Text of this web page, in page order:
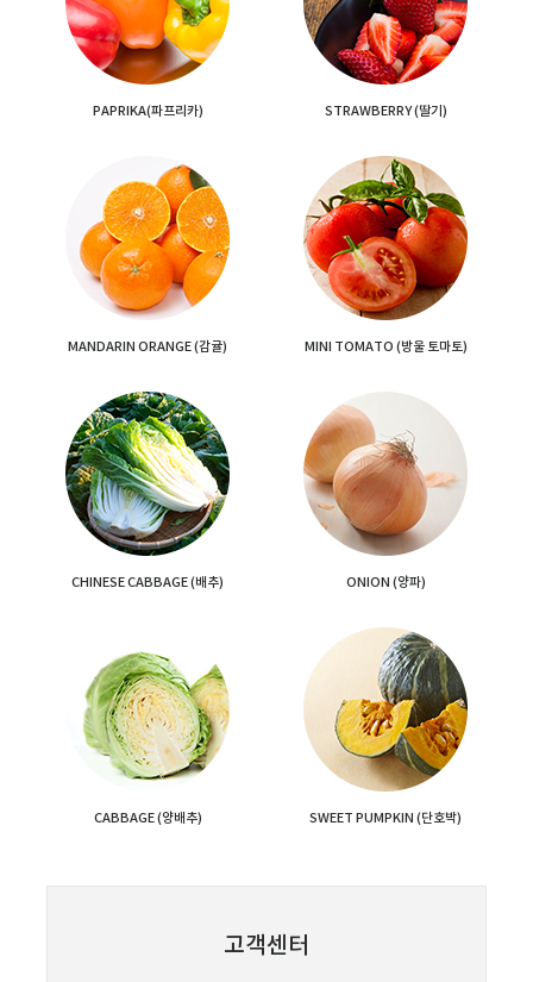
PAPRIKA(파프리카) STRAWBERRY(딸기)
MANDARIN ORANGE(감귤) MINI TOMATO (방울 토마토)
CHINESECABBAGE(배추) ONION (양파)
CABBAGE(양배추) SWEET PUMPKIN (단호박)
고객센터